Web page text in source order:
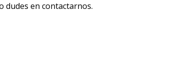
dudes en contactarnos.